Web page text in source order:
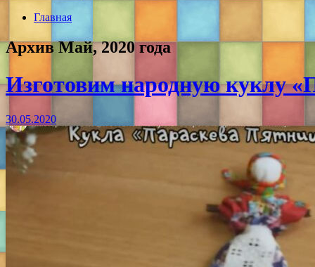
Главная
Архив Май, 2020 года
Изготовим народную куклу
30.05.2020